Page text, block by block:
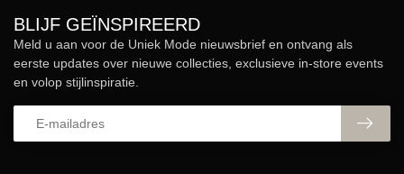
BLIJF GEÏNSPIREERD
Meld u aan voor de Uniek Mode nieuwsbrief en ontvang als
eerste updates over nieuwe collecties, exclusieve in-store events
en volop stijlinspiratie.